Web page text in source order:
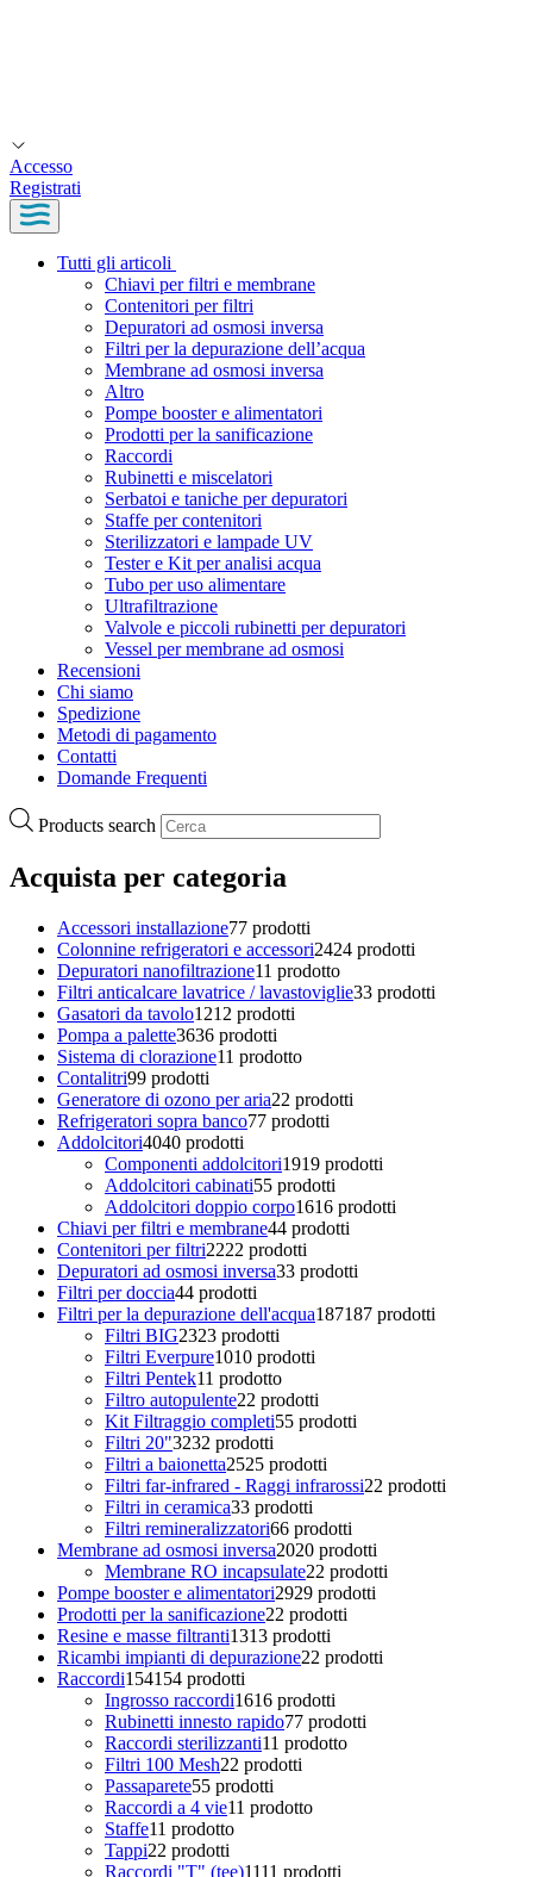
Accesso
Registrati
Tutti gli articoli
Chiavi per filtri e membrane
Contenitori per filtri
Depuratori ad osmosi inversa
Filtri per la depurazione dell’acqua
Membrane ad osmosi inversa
Altro
Pompe booster e alimentatori
Prodotti per la sanificazione
Raccordi
Rubinetti e miscelatori
Serbatoi e taniche per depuratori
Staffe per contenitori
Sterilizzatori e lampade UV
Tester e Kit per analisi acqua
Tubo per uso alimentare
Ultrafiltrazione
Valvole e piccoli rubinetti per depuratori
Vessel per membrane ad osmosi
Recensioni
Chi siamo
Spedizione
Metodi di pagamento
Contatti
Domande Frequenti
Products search
Acquista per categoria
Accessori installazione77 prodotti
Colonnine refrigeratori e accessori2424 prodotti
Depuratori nanofiltrazione11 prodotto
Filtri anticalcare lavatrice / lavastoviglie33 prodotti
Gasatori da tavolo1212 prodotti
Pompa a palette3636 prodotti
Sistema di clorazione11 prodotto
Contalitri99 prodotti
Generatore di ozono per aria22 prodotti
Refrigeratori sopra banco77 prodotti
Addolcitori4040 prodotti
Componenti addolcitori1919 prodotti
Addolcitori cabinati55 prodotti
Addolcitori doppio corpo1616 prodotti
Chiavi per filtri e membrane44 prodotti
Contenitori per filtri2222 prodotti
Depuratori ad osmosi inversa33 prodotti
Filtri per doccia44 prodotti
Filtri per la depurazione dell'acqua187187 prodotti
Filtri BIG2323 prodotti
Filtri Everpure1010 prodotti
Filtri Pentek11 prodotto
Filtro autopulente22 prodotti
Kit Filtraggio completi55 prodotti
Filtri 20"3232 prodotti
Filtri a baionetta2525 prodotti
Filtri far-infrared - Raggi infrarossi22 prodotti
Filtri in ceramica33 prodotti
Filtri remineralizzatori66 prodotti
Membrane ad osmosi inversa2020 prodotti
Membrane RO incapsulate22 prodotti
Pompe booster e alimentatori2929 prodotti
Prodotti per la sanificazione22 prodotti
Resine e masse filtranti1313 prodotti
Ricambi impianti di depurazione22 prodotti
Raccordi154154 prodotti
Ingrosso raccordi1616 prodotti
Rubinetti innesto rapido77 prodotti
Raccordi sterilizzanti11 prodotto
Filtri 100 Mesh22 prodotti
Passaparete55 prodotti
Raccordi a 4 vie11 prodotto
Staffe11 prodotto
Tappi22 prodotti
Raccordi "T" (tee)1111 prodotti